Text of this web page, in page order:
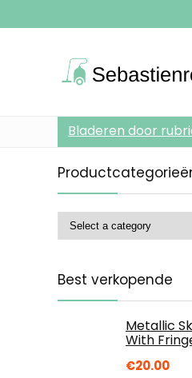
Bladeren door
Best verkopende
Metallic
With
€20.00